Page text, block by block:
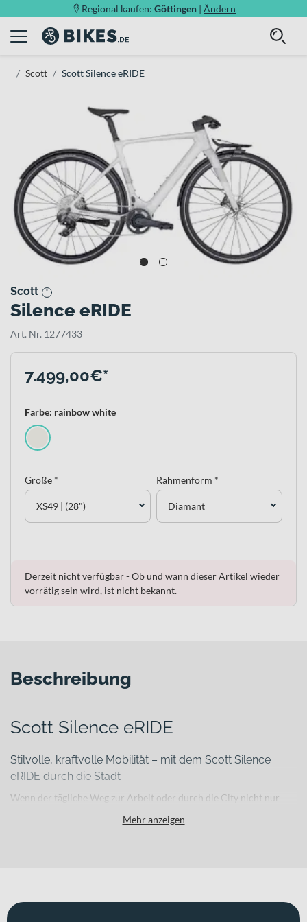
Regional kaufen: Göttingen | Ändern
Scott Scott Silence eRIDE
Scott
Silence eRIDE
Art. Nr. 1277433
7.499,00€*
Farbe: rainbow white
Größe *
XS49 | (28")
Rahmenform *
Diamant
Derzeit nicht verfügbar - Ob und wann dieser Artikel wieder
vorrätig sein wird, ist nicht bekannt.
Beschreibung
Scott Silence eRIDE
Stilvolle, kraftvolle Mobilität – mit dem Scott Silence
eRIDE durch die Stadt
Wenn der tägliche Weg zur Arbeit oder durch die City nicht nur
du ein E‑Bike, das Leistung, Integration und Leichtigkeit
Mehr anzeigen